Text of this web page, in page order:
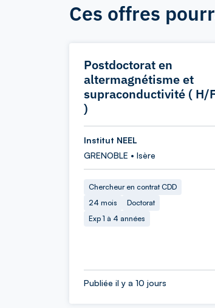
Ces offres
Postdoctorat en
altermagnétisme et
supraconductivité ( H/
)
Institut NEEL
GRENOBLE • Isère
Chercheur en contrat CDD
24 mois
Doctorat
Exp 1 à 4 années
Publiée il y a 10 jours